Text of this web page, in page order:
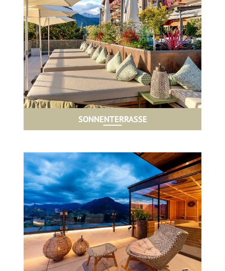
SONNENTERRASSE